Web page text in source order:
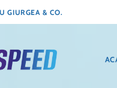
GIURGEA & CO.